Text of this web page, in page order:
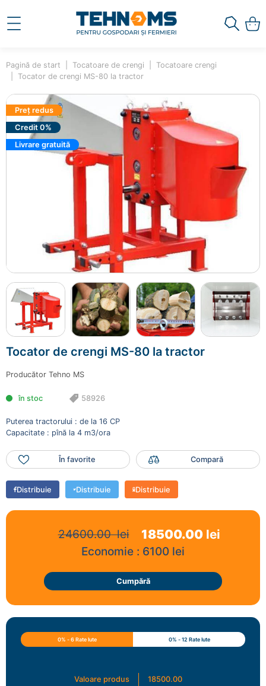
Pagină de start Tocatoare de crengi
Tocatoare crengi
Tocator de crengi MS-80 la tractor
Preț redus
Credit 0%
Livrare gratuită
Tocator de crengi MS-80 la tractor
Producător Tehno MS
în stoc 58926
Puterea tractorului : de la 16 CP
Capacitate : pînă la 4 m3/ora
În favorite Compară
Distribuie Distribuie Distribuie
24600.00lei 18500.00lei
Economie : 6100 lei
Cumpără
Tocator de crengi MS-80 la
tractor
58926
18500.00 lei
Mai adaugă produse
Finalizează comanda
0% - 6 Rate Iute 0% - 12 Rate Iute
Valoare produs
18500.00